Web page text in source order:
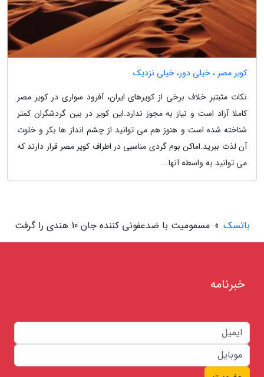
کویر مصر ، خیلی دور، خیلی نزدیک
نکات مثبتبر خلاف برخی از کویرهای ایران، آفرود سواری در کویر مصر
کاملا آزاد است و نیاز به مجوز ندارد.این کویر در بین گردشگران کمتر
شناخته شده است و هنوز هم می توانید از چشم انداز ها بکر و خلوت
آن لذت ببرید.اماکن بوم گردی مناسبی در اطراف کویر مصر قرار دارند که
می توانید به واسطه آنها...
باتسک » مسمومیت با ضدعفونی کننده جان 10 هندی را گرفت
خبرنامه